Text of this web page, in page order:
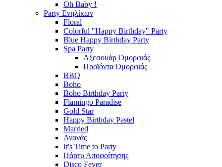
Oh Baby !
Party Ενηλίκων
Floral
Colorful "Happy Birthday" Party
Blue Happy Birthday Party
Spa Party
Αξεσουάρ Ομορφιάς
Προϊόντα Ομορφιάς
BBQ
Boho
Boho Birthday Party
Flamingo Paradise
Gold Star
Happy Birthday Pastel
Married
Ανανάς
It's Time to Party
Πάρτυ Αποφοίτησης
Disco Fever